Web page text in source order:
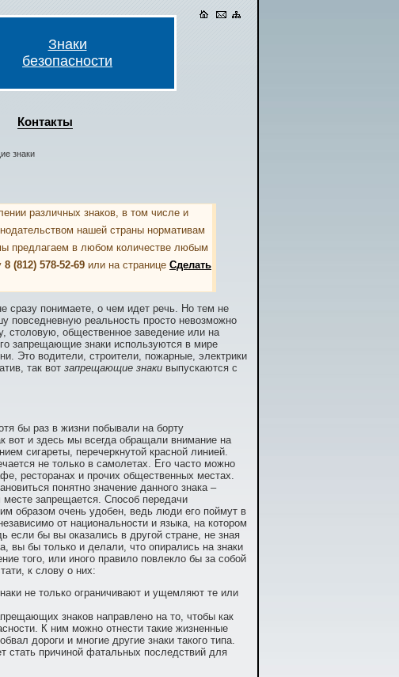
Знаки
безопасности
Контакты
знаки
различных знаков, в том числе и
нашей страны нормативам
предлагаем в любом количестве любым
8 (812) 578-52-69 или на странице Сделать
понимаете, о чем идет речь. Но тем не
повседневную реальность просто невозможно
столовую, общественное заведение или на
запрещающие знаки используются в мире
Это водители, строители, пожарные, электрики
так вот запрещающие знаки выпускаются с
бы раз в жизни побывали на борту
вот и здесь мы всегда обращали внимание на
сигареты, перечеркнутой красной линией.
не только в самолетах. Его часто можно
ресторанах и прочих общественных местах.
понятно значение данного знака –
месте запрещается. Способ передачи
образом очень удобен, ведь люди его поймут в
от национальности и языка, на котором
если бы вы оказались в другой стране, не зная
вы бы только и делали, что опирались на знаки
того, или иного правило повлекло бы за собой
к слову о них:
не только ограничивают и ущемляют те или
знаков направлено на то, чтобы как
К ним можно отнести такие жизненные
дороги и многие другие знаки такого типа.
стать причиной фатальных последствий для